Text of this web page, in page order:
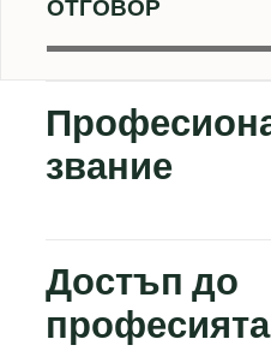
ОТГОВОР
звание
Достъп до
професията